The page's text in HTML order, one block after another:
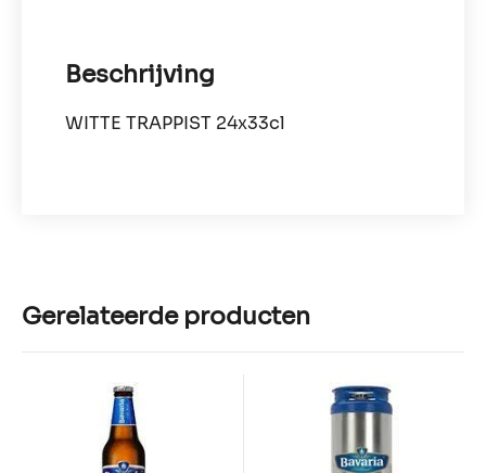
Beschrijving
WITTE TRAPPIST 24x33cl
Gerelateerde producten